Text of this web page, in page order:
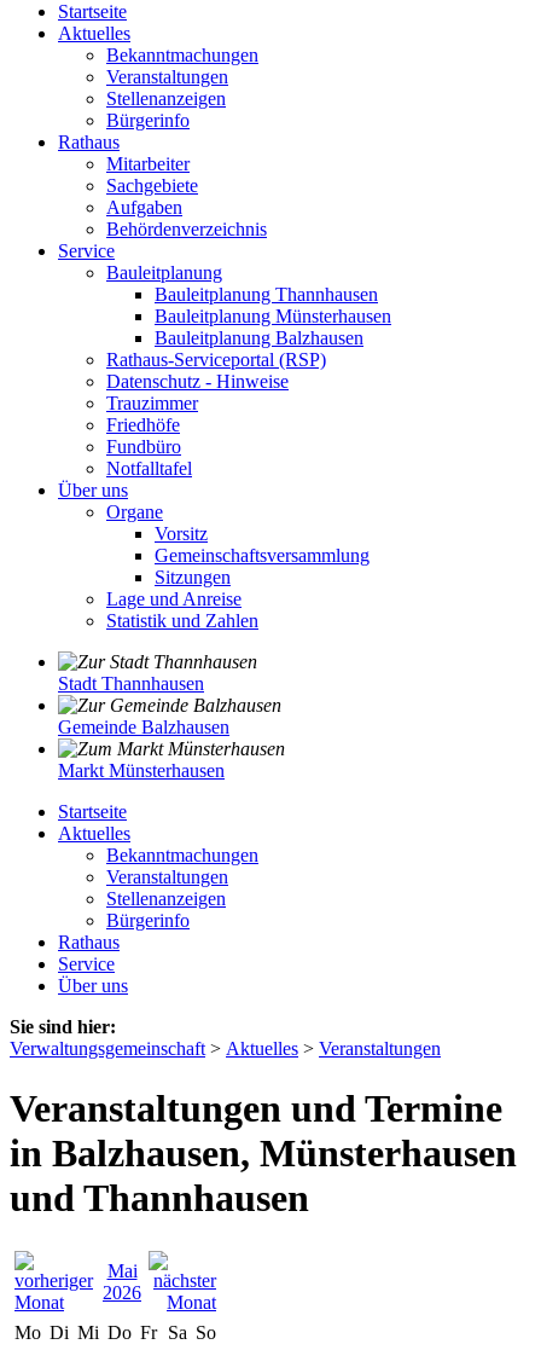
Startseite
Aktuelles
Bekanntmachungen
Veranstaltungen
Stellenanzeigen
Bürgerinfo
Rathaus
Mitarbeiter
Sachgebiete
Aufgaben
Behördenverzeichnis
Service
Bauleitplanung
Bauleitplanung Thannhausen
Bauleitplanung Münsterhausen
Bauleitplanung Balzhausen
Rathaus-Serviceportal (RSP)
Datenschutz - Hinweise
Trauzimmer
Friedhöfe
Fundbüro
Notfalltafel
Über uns
Organe
Vorsitz
Gemeinschaftsversammlung
Sitzungen
Lage und Anreise
Statistik und Zahlen
Stadt Thannhausen
Gemeinde Balzhausen
Markt Münsterhausen
Startseite
Aktuelles
Bekanntmachungen
Veranstaltungen
Stellenanzeigen
Bürgerinfo
Rathaus
Service
Über uns
Sie sind hier:
Verwaltungsgemeinschaft > Aktuelles > Veranstaltungen
Veranstaltungen und Termine
in Balzhausen, Münsterhausen
und Thannhausen
Mai
2026
Mo Di Mi Do Fr Sa So